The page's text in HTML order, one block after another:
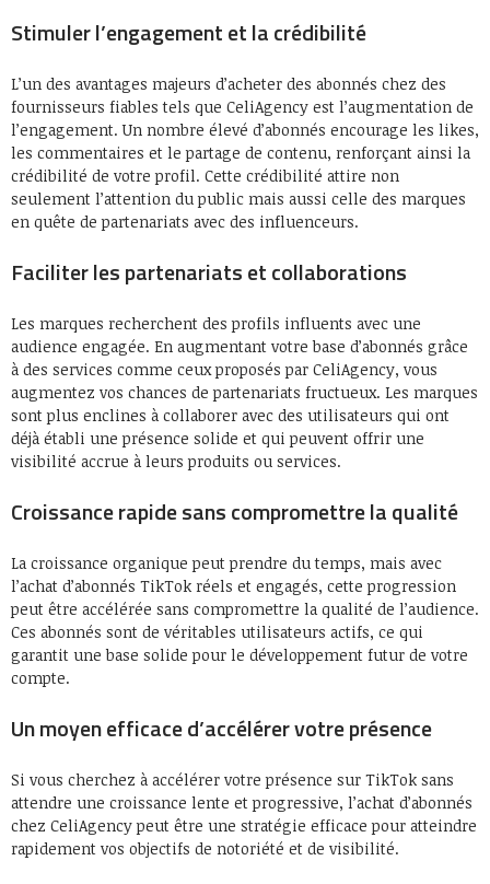
Stimuler l’engagement et la crédibilité
L’un des avantages majeurs d’acheter des abonnés chez des
fournisseurs fiables tels que CeliAgency est l’augmentation de
l’engagement. Un nombre élevé d’abonnés encourage les likes,
les commentaires et le partage de contenu, renforçant ainsi la
crédibilité de votre profil. Cette crédibilité attire non
seulement l’attention du public mais aussi celle des marques
en quête de partenariats avec des influenceurs.
Faciliter les partenariats et collaborations
Les marques recherchent des profils influents avec une
audience engagée. En augmentant votre base d’abonnés grâce
à des services comme ceux proposés par CeliAgency, vous
augmentez vos chances de partenariats fructueux. Les marques
sont plus enclines à collaborer avec des utilisateurs qui ont
déjà établi une présence solide et qui peuvent offrir une
visibilité accrue à leurs produits ou services.
Croissance rapide sans compromettre la qualité
La croissance organique peut prendre du temps, mais avec
l’achat d’abonnés TikTok réels et engagés, cette progression
peut être accélérée sans compromettre la qualité de l’audience.
Ces abonnés sont de véritables utilisateurs actifs, ce qui
garantit une base solide pour le développement futur de votre
compte.
Un moyen efficace d’accélérer votre présence
Si vous cherchez à accélérer votre présence sur TikTok sans
attendre une croissance lente et progressive, l’achat d’abonnés
chez CeliAgency peut être une stratégie efficace pour atteindre
rapidement vos objectifs de notoriété et de visibilité.